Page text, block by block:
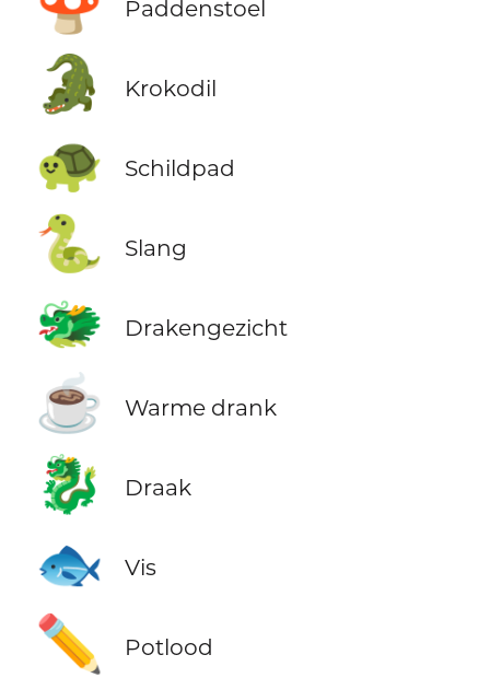
Paddenstoel
🐊 Krokodil
🐢 Schildpad
🐍 Slang
🐲 Drakengezicht
☕ Warme drank
🐉 Draak
🐟 Vis
✏️ Potlood